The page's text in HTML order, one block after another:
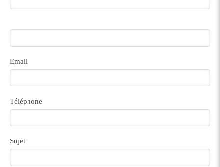
Email
Téléphone
Sujet